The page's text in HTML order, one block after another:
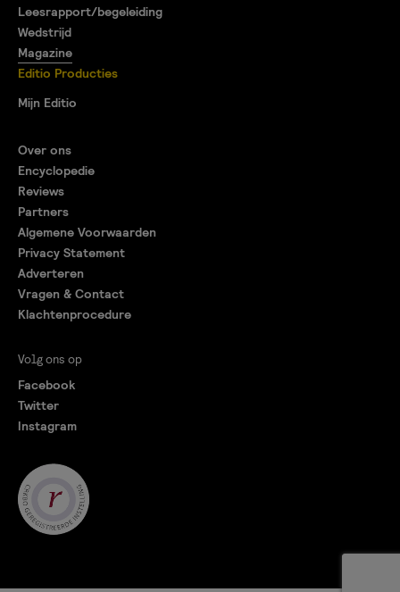
Leesrapport/begeleiding
Wedstrijd
Magazine
Editio Producties
Mijn Editio
Over ons
Encyclopedie
Reviews
Partners
Algemene Voorwaarden
Privacy Statement
Adverteren
Vragen & Contact
Klachtenprocedure
Volg ons op
Facebook
Twitter
Instagram